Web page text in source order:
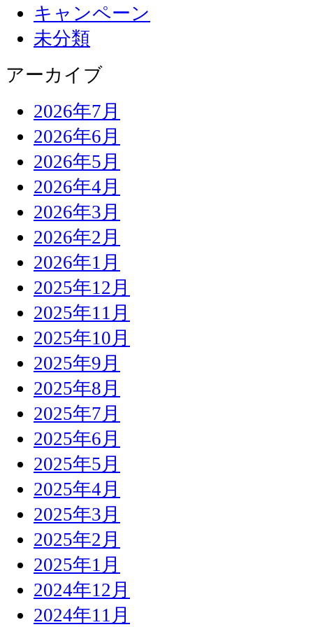
キャンペーン
未分類
アーカイブ
2026年7月
2026年6月
2026年5月
2026年4月
2026年3月
2026年2月
2026年1月
2025年12月
2025年11月
2025年10月
2025年9月
2025年8月
2025年7月
2025年6月
2025年5月
2025年4月
2025年3月
2025年2月
2025年1月
2024年12月
2024年11月